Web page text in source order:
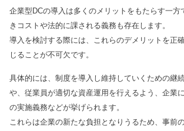
企業型DCの導入は多くのメリットをもたらす一方
きコストや法的に課される義務も存在します。
導入を検討する際には、これらのデメリットを正
じることが不可欠です。
具体的には、制度を導入し維持していくための継
や、従業員が適切な資産運用を行えるよう、企業
の実施義務などが挙げられます。
これらは企業の新たな負担となりうるため、事前